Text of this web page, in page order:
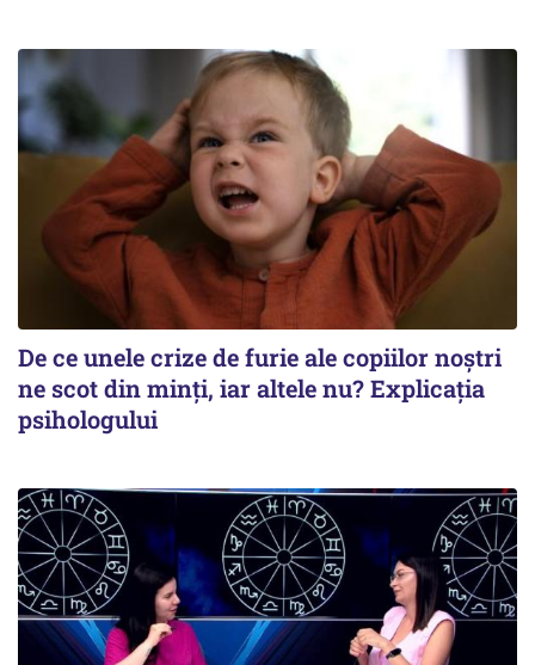
De ce unele crize de furie ale copiilor noștri
ne scot din minți, iar altele nu? Explicația
psihologului